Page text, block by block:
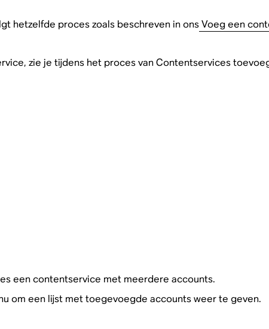
hetzelfde proces zoals beschreven in onsVoeg een
zie je tijdens het proces van Contentservices
een contentservice met meerdere accounts.
om een lijst met toegevoegde accounts weer te geven.